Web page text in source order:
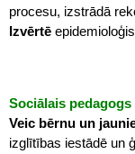
procesu, izstrādā
Izvērtē
Sociālais pedagogs
Veic bērnu un
izglītības iestādē un